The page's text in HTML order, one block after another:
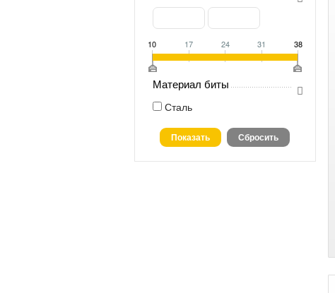
10 17 24 31 38
Материал биты
Сталь